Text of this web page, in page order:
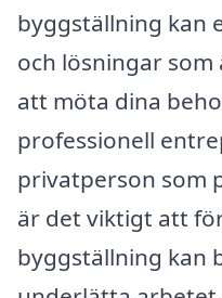
byggställning kan
och lösningar
att möta dina
professionell
privatperson som
är det viktigt att
byggställning kan